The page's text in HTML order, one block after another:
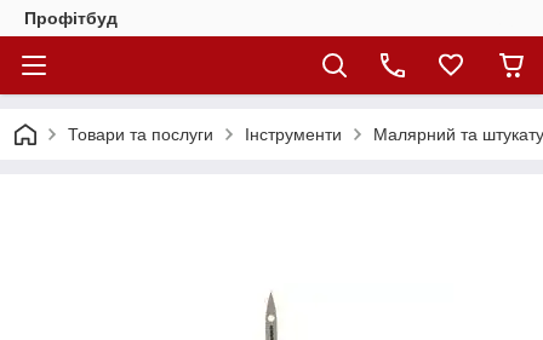
Профітбуд
Товари та послуги Інструменти Малярний та